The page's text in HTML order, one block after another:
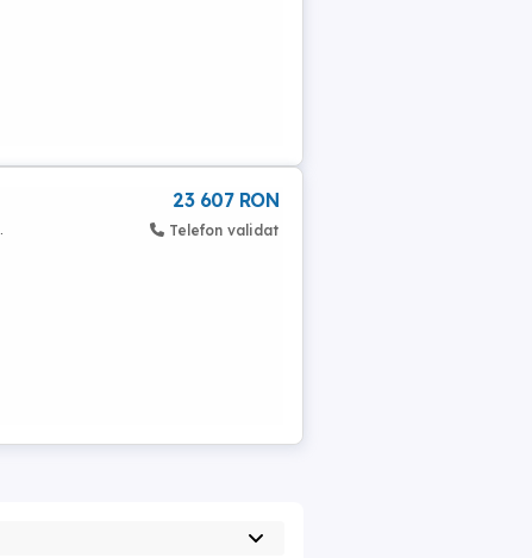
23 607 RON
Telefon validat